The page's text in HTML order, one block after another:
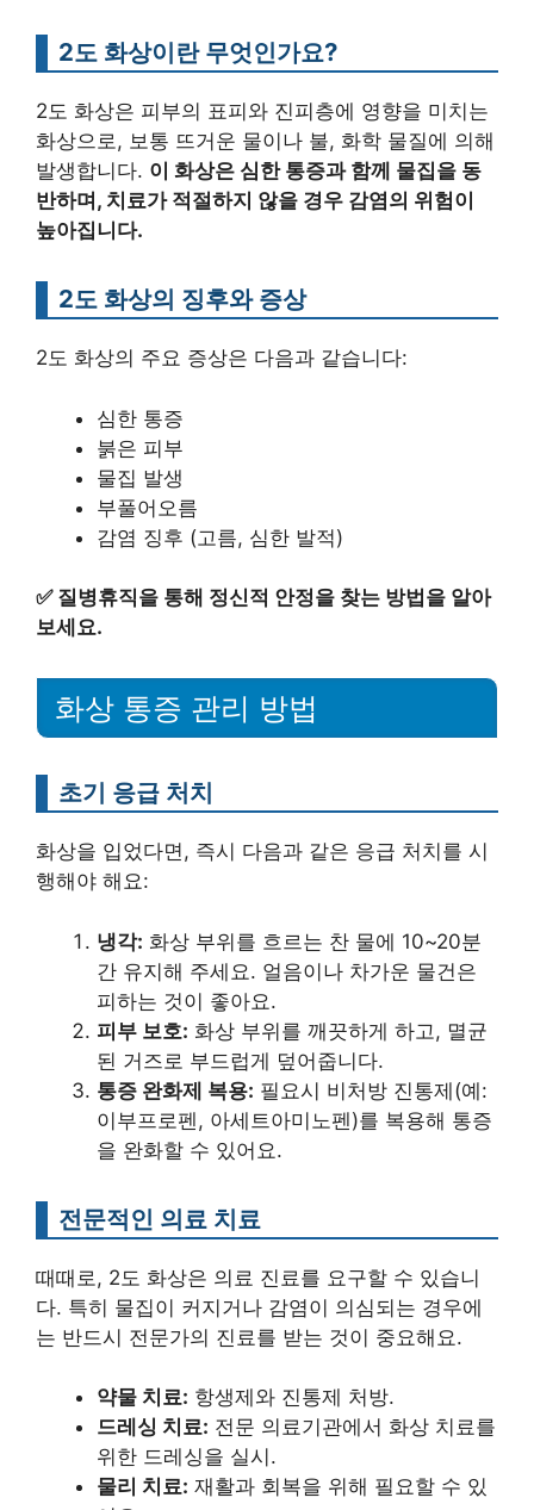
2도 화상이란 무엇인가요?
2도 화상은 피부의 표피와 진피층에 영향을 미치는
화상으로, 보통 뜨거운 물이나 불, 화학 물질에 의해
발생합니다. 이 화상은 심한 통증과 함께 물집을 동
반하며, 치료가 적절하지 않을 경우 감염의 위험이
높아집니다.
2도 화상의 징후와 증상
2도 화상의 주요 증상은 다음과 같습니다:
심한 통증
붉은 피부
물집 발생
부풀어오름
감염 징후 (고름, 심한 발적)
✅ 질병휴직을 통해 정신적 안정을 찾는 방법을 알아
보세요.
화상 통증 관리 방법
초기 응급 처치
화상을 입었다면, 즉시 다음과 같은 응급 처치를 시
행해야 해요:
냉각: 화상 부위를 흐르는 찬 물에 10~20분
간 유지해 주세요. 얼음이나 차가운 물건은
피하는 것이 좋아요.
피부 보호: 화상 부위를 깨끗하게 하고, 멸균
된 거즈로 부드럽게 덮어줍니다.
통증 완화제 복용: 필요시 비처방 진통제(예:
이부프로펜, 아세트아미노펜)를 복용해 통증
을 완화할 수 있어요.
전문적인 의료 치료
때때로, 2도 화상은 의료 진료를 요구할 수 있습니
다. 특히 물집이 커지거나 감염이 의심되는 경우에
는 반드시 전문가의 진료를 받는 것이 중요해요.
약물 치료: 항생제와 진통제 처방.
드레싱 치료: 전문 의료기관에서 화상 치료를
위한 드레싱을 실시.
물리 치료: 재활과 회복을 위해 필요할 수 있